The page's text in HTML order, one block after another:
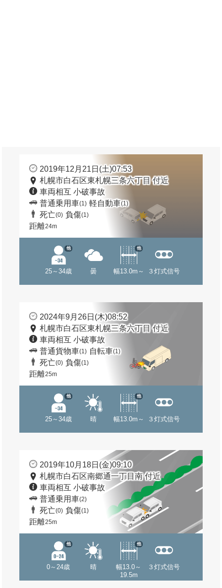
2019年12月21日(土)07:53
札幌市白石区東札幌三条六丁目 付近
車両相互 小破事故
普通乗用車(1) 軽自動車(1)
死亡(0) 負傷(1)
距離24m
25～34歳
他
曇 幅13.0m～
他
３灯式信号
2024年9月26日(木)08:52
札幌市白石区東札幌三条六丁目 付近
車両相互 小破事故
普通貨物車(1) 自転車(1)
死亡(0) 負傷(1)
距離25m
25～34歳
他
晴 幅13.0m～
他
３灯式信号
2019年10月18日(金)09:10
札幌市白石区南郷通一丁目南 付近
車両相互 小破事故
普通乗用車(2)
死亡(0) 負傷(1)
距離25m
0～24歳
他
晴
幅13.0～
19.5m
他
３灯式信号